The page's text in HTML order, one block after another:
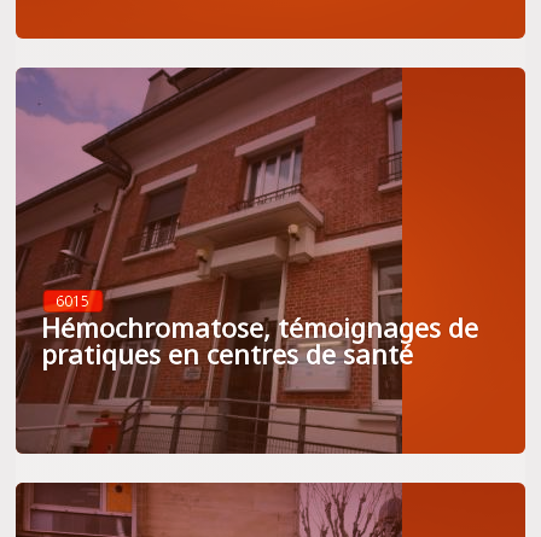
6015
Hémochromatose, témoignages de
pratiques en centres de santé